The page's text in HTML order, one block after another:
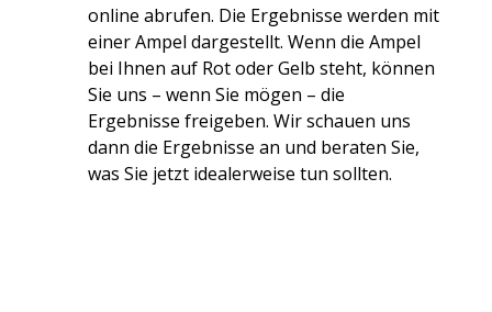
online abrufen. Die Ergebnisse werden mit
einer Ampel dargestellt. Wenn die Ampel
bei Ihnen auf Rot oder Gelb steht, können
Sie uns – wenn Sie mögen – die
Ergebnisse freigeben. Wir schauen uns
dann die Ergebnisse an und beraten Sie,
was Sie jetzt idealerweise tun sollten.